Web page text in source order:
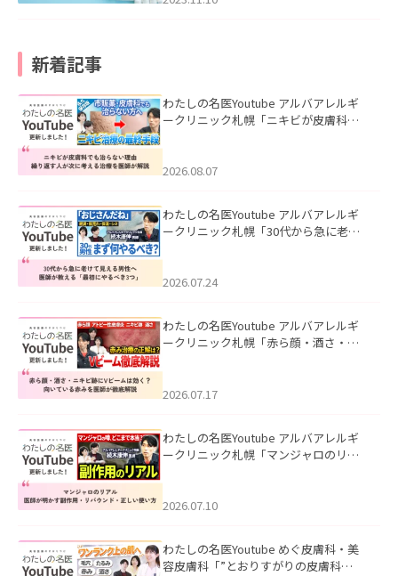
新着記事
わたしの名医Youtube アルバアレルギ
ークリニック札幌「ニキビが皮膚科で
ました。
2026.08.07
わたしの名医Youtube アルバアレルギ
ークリニック札幌「30代から急に老け
た。
2026.07.24
わたしの名医Youtube アルバアレルギ
ークリニック札幌「赤ら顔・酒さ・ニ
した。
2026.07.17
わたしの名医Youtube アルバアレルギ
ークリニック札幌「マンジャロのリア
た。
2026.07.10
わたしの名医Youtube めぐ皮膚科・美
容皮膚科「”とおりすがりの皮膚科